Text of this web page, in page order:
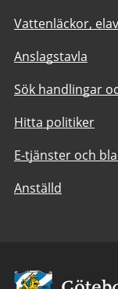
Vattenläckor,
Anslagstavla
Sök handlingar
Hitta politiker
E-tjänster och
Anställd
Avsändare: